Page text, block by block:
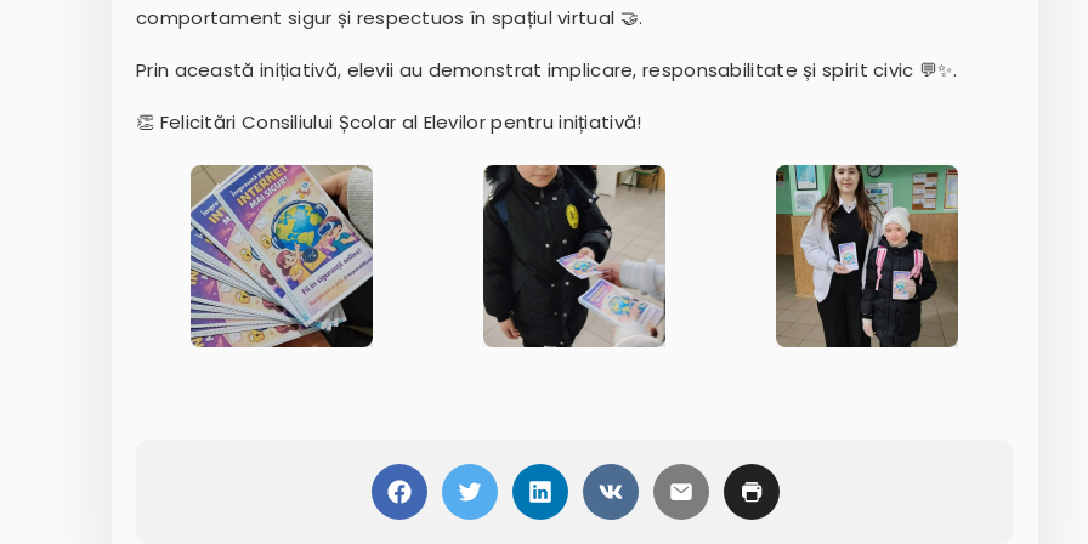
comportament sigur și respectuos în spațiul virtual 🤝.
Prin această inițiativă, elevii au demonstrat implicare, responsabilitate și spirit civic 💬✨.
👏 Felicitări Consiliului Școlar al Elevilor pentru inițiativă!